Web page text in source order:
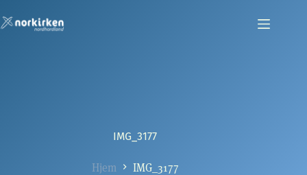
til
innholdet
IMG_3177
Hjem IMG_3177